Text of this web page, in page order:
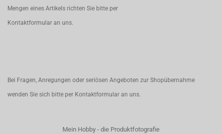
Mengen eines Artikels richten Sie bitte per
Kontaktformular an uns.
Bei Fragen, Anregungen oder seriösen Angeboten zur Shopübernahme
wenden Sie sich bitte per Kontaktformular an uns.
Mein Hobby - die Produktfotografie